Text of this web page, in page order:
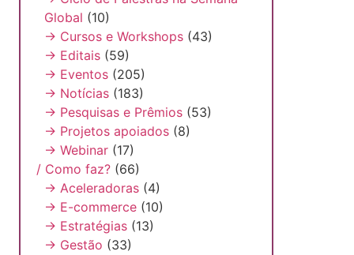
Global (10)
→ Cursos e Workshops (43)
→ Editais (59)
→ Eventos (205)
→ Notícias (183)
→ Pesquisas e Prêmios (53)
→ Projetos apoiados (8)
→ Webinar (17)
/ Como faz? (66)
→ Aceleradoras (4)
→ E-commerce (10)
→ Estratégias (13)
→ Gestão (33)